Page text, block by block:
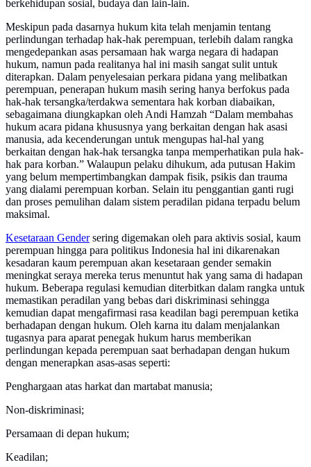
berkehidupan sosial, budaya dan lain-lain.
Meskipun pada dasarnya hukum kita telah menjamin tentang
perlindungan terhadap hak-hak perempuan, terlebih dalam rangka
mengedepankan asas persamaan hak warga negara di hadapan
hukum, namun pada realitanya hal ini masih sangat sulit untuk
diterapkan. Dalam penyelesaian perkara pidana yang melibatkan
perempuan, penerapan hukum masih sering hanya berfokus pada
hak-hak tersangka/terdakwa sementara hak korban diabaikan,
sebagaimana diungkapkan oleh Andi Hamzah “Dalam membahas
hukum acara pidana khususnya yang berkaitan dengan hak asasi
manusia, ada kecenderungan untuk mengupas hal-hal yang
berkaitan dengan hak-hak tersangka tanpa memperhatikan pula hak-
hak para korban.” Walaupun pelaku dihukum, ada putusan Hakim
yang belum mempertimbangkan dampak fisik, psikis dan trauma
yang dialami perempuan korban. Selain itu penggantian ganti rugi
dan proses pemulihan dalam sistem peradilan pidana terpadu belum
maksimal.
Kesetaraan Gendersering digemakan oleh para aktivis sosial, kaum
perempuan hingga para politikus Indonesia hal ini dikarenakan
kesadaran kaum perempuan akan kesetaraan gender semakin
meningkat seraya mereka terus menuntut hak yang sama di hadapan
hukum. Beberapa regulasi kemudian diterbitkan dalam rangka untuk
memastikan peradilan yang bebas dari diskriminasi sehingga
kemudian dapat mengafirmasi rasa keadilan bagi perempuan ketika
berhadapan dengan hukum. Oleh karna itu dalam menjalankan
tugasnya para aparat penegak hukum harus memberikan
perlindungan kepada perempuan saat berhadapan dengan hukum
dengan menerapkan asas-asas seperti:
Penghargaan atas harkat dan martabat manusia;
Non-diskriminasi;
Persamaan di depan hukum;
Keadilan;